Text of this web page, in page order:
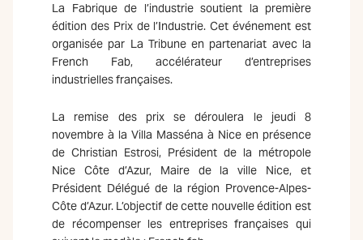
La Fabrique de l’industrie soutient la première
édition des Prix de l’Industrie. Cet événement est
organisée par La Tribune en partenariat avec la
French Fab, accélérateur d’entreprises
industrielles françaises.
La remise des prix se déroulera le jeudi 8
novembre à la Villa Masséna à Nice en présence
de Christian Estrosi, Président de la métropole
Nice Côte d’Azur, Maire de la ville Nice, et
Président Délégué de la région Provence-Alpes-
Côte d’Azur. L’objectif de cette nouvelle édition est
de récompenser les entreprises françaises qui